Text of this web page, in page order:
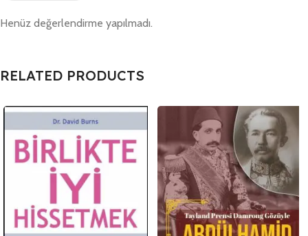
Henüz değerlendirme yapılmadı.
RELATED PRODUCTS